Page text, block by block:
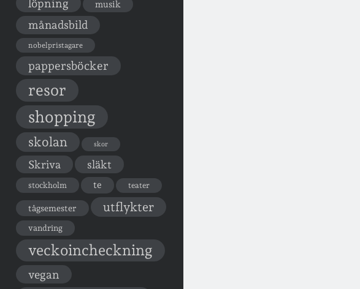
löpning musik
månadsbild
nobelpristagare
pappersböcker
resor
shopping
skolan skor
Skriva släkt
stockholm te teater
tågsemester utflykter
vandring
veckoincheckning
vegan